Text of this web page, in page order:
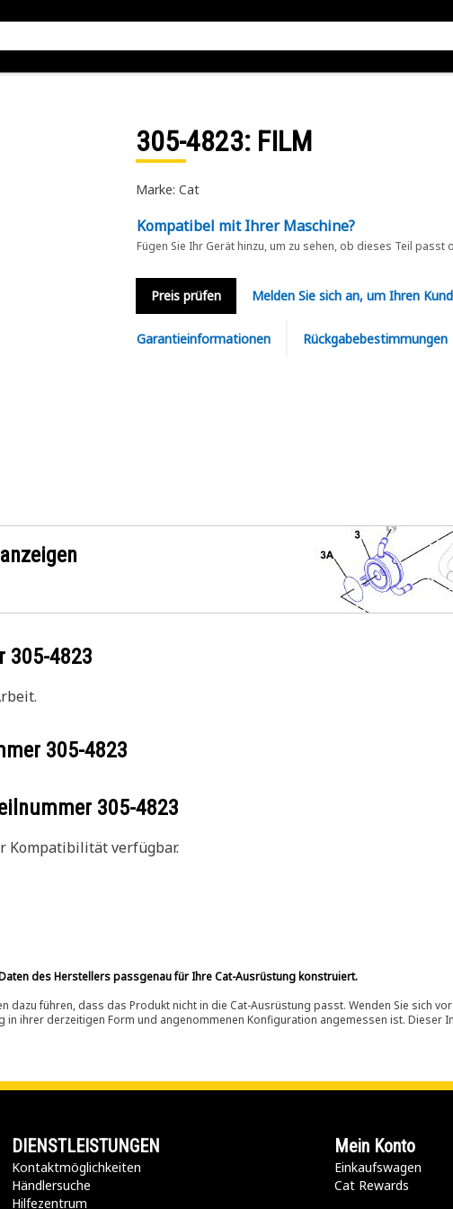
305-4823: FILM
Marke: Cat
Kompatibel mit Ihrer Maschine?
Fügen Sie Ihr Gerät hinzu, um zu sehen, ob dieses Teil
Preis prüfen Melden Sie sich an, um Ihren
Garantieinformationen Rückgabebestimmungen
305-4823
305-4823
305-4823
Kompatibilität verfügbar.
des Herstellers passgenau für Ihre Cat-Ausrüstung konstruiert.
führen, dass das Produkt nicht in die Cat-Ausrüstung passt. Wenden Sie sich vor
ihrer derzeitigen Form und angenommenen Konfiguration angemessen ist. Dieser
DIENSTLEISTUNGEN
Kontaktmöglichkeiten​
Händlersuche
Hilfezentrum
Mein Konto
Einkaufswagen
Cat Rewards